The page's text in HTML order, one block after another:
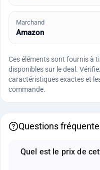
Marchand
Amazon
Ces éléments sont fournis à
disponibles sur le deal.
caractéristiques exactes et
commande.
Questions
Quel est le prix de